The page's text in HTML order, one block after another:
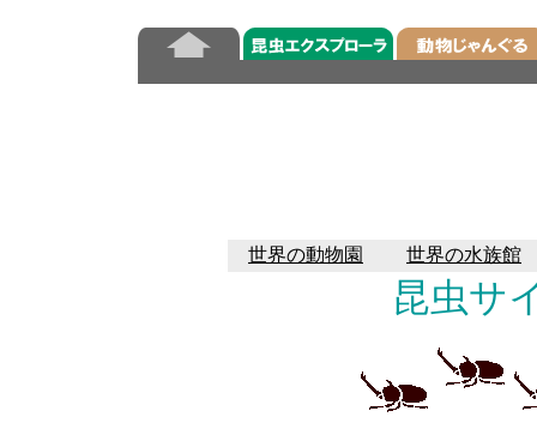
世界の動物園 世界の水族館
昆虫サ